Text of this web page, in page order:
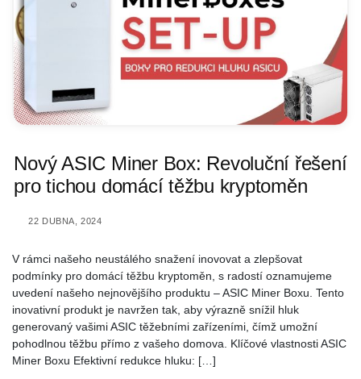
Nový ASIC Miner Box: Revoluční řešení
pro tichou domácí těžbu kryptoměn
22 DUBNA, 2024
V rámci našeho neustálého snažení inovovat a zlepšovat
podmínky pro domácí těžbu kryptoměn, s radostí oznamujeme
uvedení našeho nejnovějšího produktu – ASIC Miner Boxu. Tento
inovativní produkt je navržen tak, aby výrazně snížil hluk
generovaný vašimi ASIC těžebními zařízeními, čímž umožní
pohodlnou těžbu přímo z vašeho domova. Klíčové vlastnosti ASIC
Miner Boxu Efektivní redukce hluku: […]